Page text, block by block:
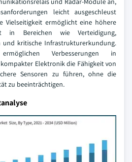
leicht ausgeschleust
Vielseitigkeit ermöglicht eine höhere
in Bereichen wie Verteidigung,
und kritische Infrastrukturerkundung.
Verbesserungen in
Elektronik die Fähigkeit von
Sensoren zu führen, ohne die
zu beeinträchtigen.